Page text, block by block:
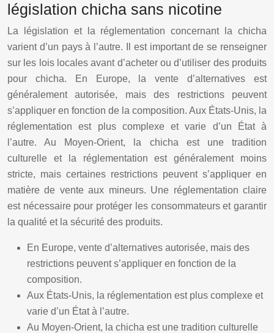
législation chicha sans nicotine
La législation et la réglementation concernant la chicha
varient d’un pays à l’autre. Il est important de se renseigner
sur les lois locales avant d’acheter ou d’utiliser des produits
pour chicha. En Europe, la vente d’alternatives est
généralement autorisée, mais des restrictions peuvent
s’appliquer en fonction de la composition. Aux États-Unis, la
réglementation est plus complexe et varie d’un État à
l’autre. Au Moyen-Orient, la chicha est une tradition
culturelle et la réglementation est généralement moins
stricte, mais certaines restrictions peuvent s’appliquer en
matière de vente aux mineurs. Une réglementation claire
est nécessaire pour protéger les consommateurs et garantir
la qualité et la sécurité des produits.
En Europe, vente d’alternatives autorisée, mais des
restrictions peuvent s’appliquer en fonction de la
composition.
Aux États-Unis, la réglementation est plus complexe et
varie d’un État à l’autre.
Au Moyen-Orient, la chicha est une tradition culturelle